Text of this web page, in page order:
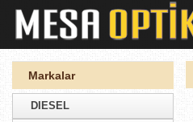
Markalar
DIESEL